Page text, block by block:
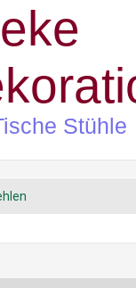
Stühle